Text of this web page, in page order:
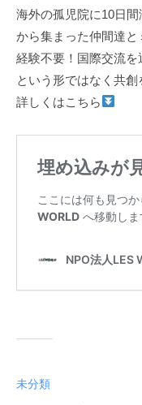
海外の孤児院に10日
から集まった仲間達
経験不要！国際交流
という形ではなく共創
詳しくはこちら
未分類